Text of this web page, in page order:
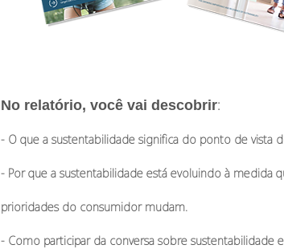
No relatório, você vai descobrir:
- O que a sustentabilidade significa do ponto de vista
- Por que a sustentabilidade está evoluindo à medida
prioridadesdo consumidor mudam.
- Como participar da conversa sobre sustentabilidade e